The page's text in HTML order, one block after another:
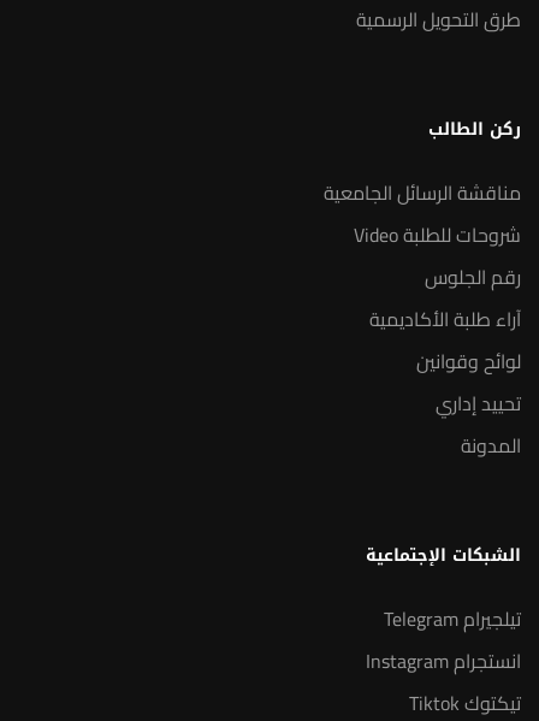
طرق التحويل الرسمية
ركن الطالب
مناقشة الرسائل الجامعية
شروحات للطلبة Video
رقم الجلوس
آراء طلبة الأكاديمية
لوائح وقوانين
تحييد إداري
المدونة
الشبكات الإجتماعية
تيلجيرام Telegram
انستجرام Instagram
تيكتوك Tiktok